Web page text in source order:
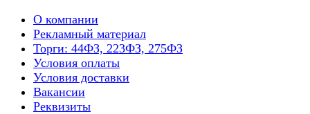
О компании
Рекламный материал
Торги: 44ФЗ, 223ФЗ, 275ФЗ
Условия оплаты
Условия доставки
Вакансии
Реквизиты